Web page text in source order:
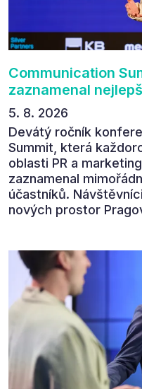
Communication
zaznamenal
5. 8. 2026
Devátý ročník
Summit, která
oblasti PR a
zaznamenal
účastníků.
nových prostor
zúčastnit i příštího
výborný program,
absolutně nejlepší
Communication
své zpětné vazbě.
cítit po celý 9.
tématem „Od chaosu
povedl.